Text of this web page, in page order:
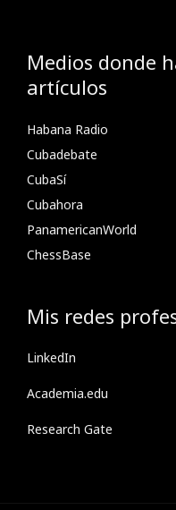
Medios donde
artículos
Habana Radio
Cubadebate
CubaSí
Cubahora
PanamericanWorld
ChessBase
Mis redes
LinkedIn
Academia.edu
Research Gate